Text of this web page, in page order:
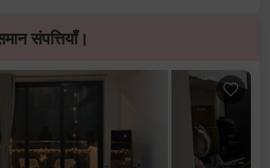
संपत्तियाँ।